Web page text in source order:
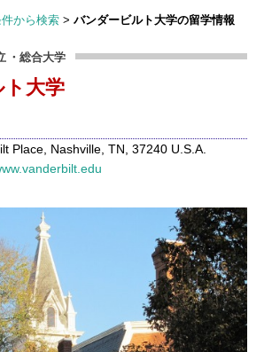
から検索 > バンダービルト大学の留学情報
・総合大学
大学
Place, Nashville, TN, 37240 U.S.A.